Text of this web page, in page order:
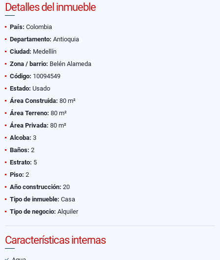
Detalles del inmueble
País: Colombia
Departamento: Antioquia
Ciudad: Medellín
Zona / barrio: Belén Alameda
Código: 10094549
Estado: Usado
Área Construida: 80 m²
Área Terreno: 80 m²
Área Privada: 80 m²
Alcoba: 3
Baños: 2
Estrato: 5
Piso: 2
Año construcción: 20
Tipo de inmueble: Casa
Tipo de negocio: Alquiler
Características internas